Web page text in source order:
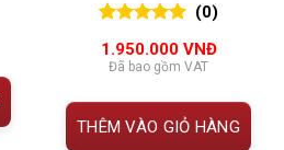
đánh giá
(0)
1.950.000 VNĐ
Đã bao gồm VAT
THÊM VÀO GIỎ HÀNG